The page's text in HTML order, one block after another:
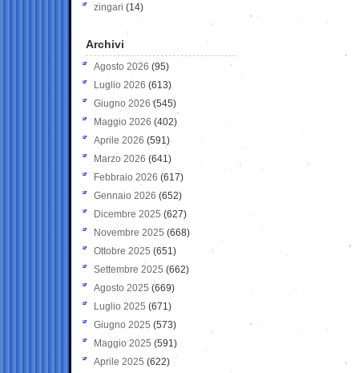
zingari (14)
Archivi
Agosto 2026 (95)
Luglio 2026 (613)
Giugno 2026 (545)
Maggio 2026 (402)
Aprile 2026 (591)
Marzo 2026 (641)
Febbraio 2026 (617)
Gennaio 2026 (652)
Dicembre 2025 (627)
Novembre 2025 (668)
Ottobre 2025 (651)
Settembre 2025 (662)
Agosto 2025 (669)
Luglio 2025 (671)
Giugno 2025 (573)
Maggio 2025 (591)
Aprile 2025 (622)